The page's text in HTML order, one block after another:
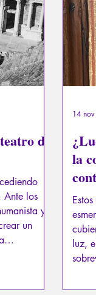
Mitología -
Entrevistas
de
Ante los
y
un
la
luz,
Los
14